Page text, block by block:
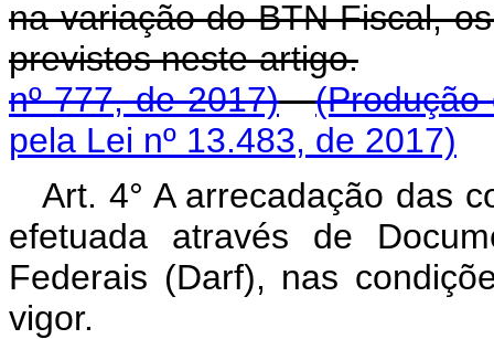
na variação do BTN Fiscal,
previstos neste artigo.
nº 777, de 2017)
(Produção
pela Lei nº 13.483, de 2017)
Art. 4° A arrecadação das
efetuada através de
Federais (Darf), nas
vigor.